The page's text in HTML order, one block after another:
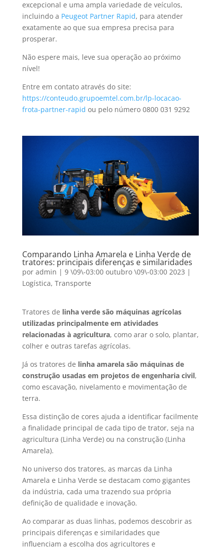
excepcional e uma ampla variedade de veículos,
incluindo a Peugeot Partner Rapid, para atender
exatamente ao que sua empresa precisa para
prosperar.
Não espere mais, leve sua operação ao próximo
nível!
Entre em contato através do site:
https://conteudo.grupoemtel.com.br/lp-locacao-
frota-partner-rapid ou pelo número 0800 031 9292
Comparando Linha Amarela e Linha Verde de
tratores: principais diferenças e similaridades
por admin | 9 \09\-03:00 outubro \09\-03:00 2023 |
Logística, Transporte
Tratores de linha verde são máquinas agrícolas
utilizadas principalmente em atividades
relacionadas à agricultura, como arar o solo, plantar,
colher e outras tarefas agrícolas.
Já os tratores de linha amarela são máquinas de
construção usadas em projetos de engenharia civil,
como escavação, nivelamento e movimentação de
terra.
Essa distinção de cores ajuda a identificar facilmente
a finalidade principal de cada tipo de trator, seja na
agricultura (Linha Verde) ou na construção (Linha
Amarela).
No universo dos tratores, as marcas da Linha
Amarela e Linha Verde se destacam como gigantes
da indústria, cada uma trazendo sua própria
definição de qualidade e inovação.
Ao comparar as duas linhas, podemos descobrir as
principais diferenças e similaridades que
influenciam a escolha dos agricultores e